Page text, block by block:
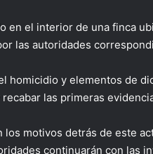
en el interior de una finca
las autoridades
homicidio y elementos de
las primeras
los motivos detrás de este
continuarán con las